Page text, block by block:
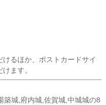
るほか、ポストカードサイ
ます。
築城,府内城,佐賀城,中城城の8